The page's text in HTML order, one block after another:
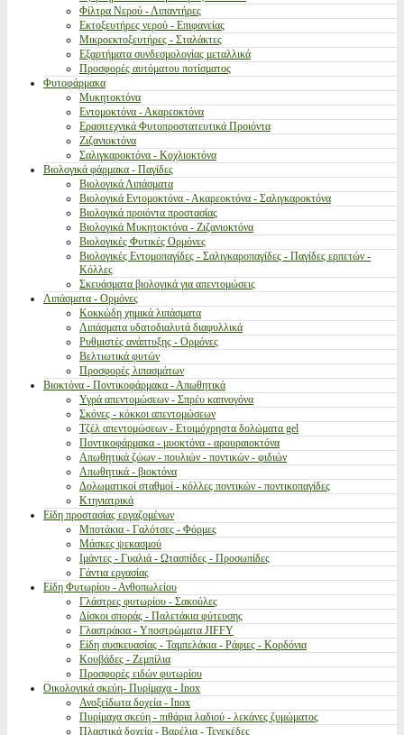
Φίλτρα Νερού - Λιπαντήρες
Εκτοξευτήρες νερού - Επιφανείας
Μικροεκτοξευτήρες - Σταλάκτες
Εξαρτήματα συνδεσμολογίας μεταλλικά
Προσφορές αυτόματου ποτίσματος
Φυτοφάρμακα
Μυκητοκτόνα
Εντομοκτόνα - Ακαρεοκτόνα
Ερασιτεχνικά Φυτοπροστατευτικά Προιόντα
Ζιζανιοκτόνα
Σαλιγκαροκτόνα - Κοχλιοκτόνα
Βιολογικά φάρμακα - Παγίδες
Βιολογικά Λιπάσματα
Βιολογικά Εντομοκτόνα - Ακαρεοκτόνα - Σαλιγκαροκτόνα
Βιολογικά προιόντα προστασίας
Βιολογικά Μυκητοκτόνα - Ζιζανιοκτόνα
Βιολογικές Φυτικές Ορμόνες
Βιολογικές Εντομοπαγίδες - Σαλιγκαροπαγίδες - Παγίδες ερπετών -
Κόλλες
Σκευάσματα βιολογικά για απεντομώσεις
Λιπάσματα - Ορμόνες
Κοκκώδη χημικά λιπάσματα
Λιπάσματα υδατοδιαλυτά διαφυλλικά
Ρυθμιστές ανάπτυξης - Ορμόνες
Βελτιωτικά φυτών
Προσφορές λιπασμάτων
Βιοκτόνα - Ποντικοφάρμακα - Απωθητικά
Υγρά απεντομώσεων - Σπρέυ καπνογόνα
Σκόνες - κόκκοι απεντομώσεων
Τζέλ απεντομώσεων - Ετοιμόχρηστα δολώματα gel
Ποντικοφάρμακα - μυοκτόνα - αρουραιοκτόνα
Απωθητικά ζώων - πουλιών - ποντικών - φιδιών
Απωθητικά - βιοκτόνα
Δολωματικοί σταθμοί - κόλλες ποντικών - ποντικοπαγίδες
Κτηνιατρικά
Είδη προστασίας εργαζομένων
Μποτάκια - Γαλότσες - Φόρμες
Μάσκες ψεκασμού
Ιμάντες - Γυαλιά - Ωτασπίδες - Προσωπίδες
Γάντια εργασίας
Είδη Φυτωρίου - Ανθοπωλείου
Γλάστρες φυτωρίου - Σακούλες
Δίσκοι σποράς - Παλετάκια φύτευσης
Γλαστράκια - Υποστρώματα JIFFY
Είδη συσκευασίας - Ταμπελάκια - Ράφιες - Κορδόνια
Κουβάδες - Ζεμπίλια
Προσφορές ειδών φυτωρίου
Οικολογικά σκεύη- Πυρίμαχα - Inox
Ανοξείδωτα δοχεία - Inox
Πυρίμαχα σκεύη - πιθάρια λαδιού - λεκάνες ζυμώματος
Πλαστικά δοχεία - Βαρέλια - Τενεκέδες